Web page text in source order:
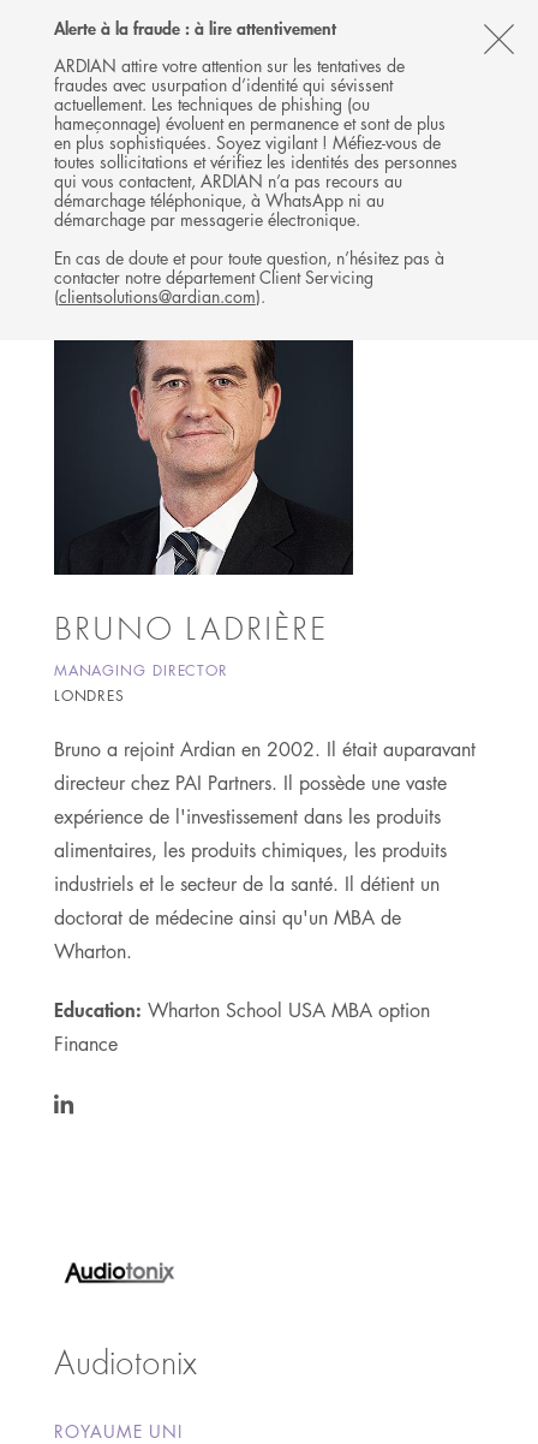
Alerte à la fraude : à lire attentivement
ARDIAN attire votre attention sur les tentatives de
fraudes avec usurpation d’identité qui sévissent
actuellement. Les techniques de phishing (ou
hameçonnage) évoluent en permanence et sont de plus
en plus sophistiquées. Soyez vigilant ! Méfiez-vous de
toutes sollicitations et vérifiez les identités des personnes
qui vous contactent, ARDIAN n’a pas recours au
démarchage téléphonique, à WhatsApp ni au
démarchage par messagerie électronique.
En cas de doute et pour toute question, n’hésitez pas à
contacter notre département Client Servicing
(clientsolutions@ardian.com).
Follow
Ardian
on
X
Follow
Ardian
on
LinkedIn
Follow
Ardian
on
YouTube
Ardian
on
Jobs
on
LinkedIn
MENU
L'ÉQUIPE
BUYOUT
BRUNO LADRIÈRE
MANAGING DIRECTOR
LONDRES
Bruno a rejoint Ardian en 2002. Il était auparavant
directeur chez PAI Partners. Il possède une vaste
expérience de l'investissement dans les produits
alimentaires, les produits chimiques, les produits
industriels et le secteur de la santé. Il détient un
doctorat de médecine ainsi qu'un MBA de
Wharton.
Education: Wharton School USA MBA option
Finance
Audiotonix
ROYAUME UNI